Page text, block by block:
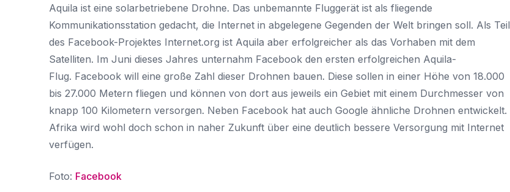
Aquila ist eine solarbetriebene Drohne. Das unbemannte Fluggerät ist als fliegende
Kommunikationsstation gedacht, die Internet in abgelegene Gegenden der Welt bringen soll. Als Teil
des Facebook-Projektes Internet.org ist Aquila aber erfolgreicher als das Vorhaben mit dem
Satelliten. Im Juni dieses Jahres unternahm Facebook den ersten erfolgreichen Aquila-
Flug. Facebook will eine große Zahl dieser Drohnen bauen. Diese sollen in einer Höhe von 18.000
bis 27.000 Metern fliegen und können von dort aus jeweils ein Gebiet mit einem Durchmesser von
knapp 100 Kilometern versorgen. Neben Facebook hat auch Google ähnliche Drohnen entwickelt.
Afrika wird wohl doch schon in naher Zukunft über eine deutlich bessere Versorgung mit Internet
verfügen.
Foto: Facebook